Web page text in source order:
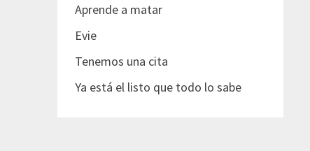
Aprende a matar
Evie
Tenemos una cita
Ya está el listo que todo lo sabe